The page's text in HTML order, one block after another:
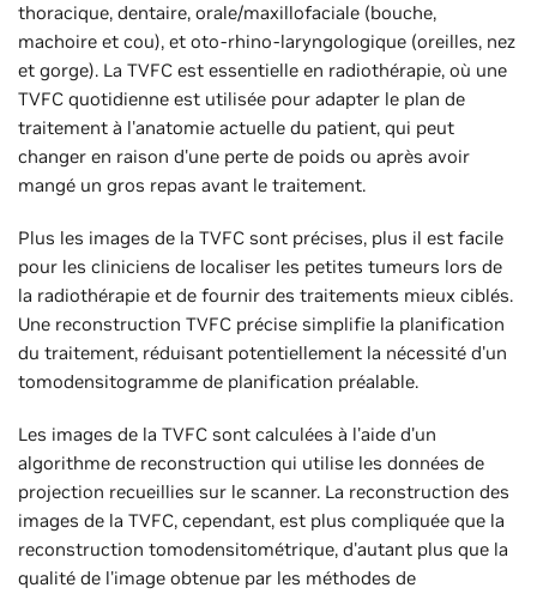
thoracique, dentaire, orale/maxillofaciale (bouche,
machoire et cou), et oto-rhino-laryngologique (oreilles, nez
et gorge). La TVFC est essentielle en radiothérapie, où une
TVFC quotidienne est utilisée pour adapter le plan de
traitement à l'anatomie actuelle du patient, qui peut
changer en raison d'une perte de poids ou après avoir
mangé un gros repas avant le traitement.
Plus les images de la TVFC sont précises, plus il est facile
pour les cliniciens de localiser les petites tumeurs lors de
la radiothérapie et de fournir des traitements mieux ciblés.
Une reconstruction TVFC précise simplifie la planification
du traitement, réduisant potentiellement la nécessité d'un
tomodensitogramme de planification préalable.
Les images de la TVFC sont calculées à l'aide d'un
algorithme de reconstruction qui utilise les données de
‌projection recueillies sur le scanner. La reconstruction des
images de la TVFC, cependant, est plus compliquée que la
reconstruction tomodensitométrique, d'autant plus que la
qualité de l'image obtenue par les méthodes de